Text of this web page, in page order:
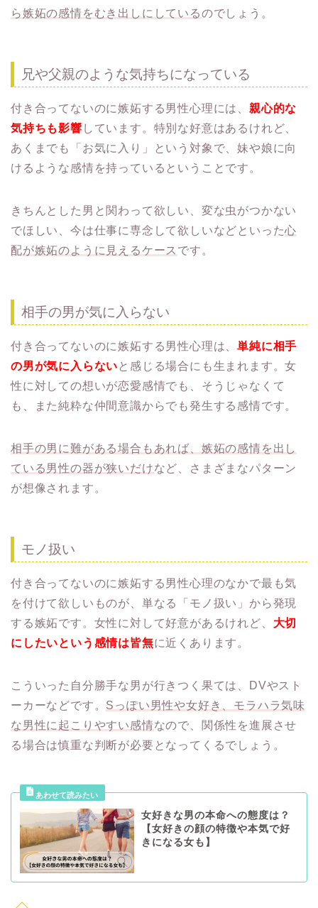
ら嫉妬の感情をむき出しにしているのでしょう。
兄や父親のような気持ちになっている
付き合ってないのに嫉妬する男性心理には、 親心的な
気持ちも影響 しています。特別な好意はあるけれど、
あくまでも「お気に入り」という対象で、妹や娘に向
けるような感情を持っているということです。
きちんとした男と関わって欲しい、変な虫がつかない
でほしい、今は仕事に専念して欲しいなどといった心
配が嫉妬のように見えるケース です。
相手の男が気に入らない
付き合ってないのに嫉妬する男性心理は、単純に相手
の男が気に入らない と感じる場合にも生まれます。女
性に対しての想いが恋愛感情でも、そうじゃなくて
も、また純粋な仲間意識からでも発生する感情です。
相手の男に難がある場合もあれば、嫉妬の感情を出し
ている男性の器が狭いだけなど、さまざまなパターン
が想像されます。
モノ扱い
付き合ってないのに嫉妬する男性心理のなかで最も気
を付けて欲しいものが、単なる「モノ扱い」から発現
する嫉妬です。女性に対して好意があるけれど、 大切
にしたいという感情は皆無に近くあります。
こういった自分勝手な男が行きつく果ては、DVやスト
ーカーなどです。 Sっぽい男性や女好き、モラハラ気味
な男性に起こりやすい感情なので、関係性を進展させ
る場合は慎重な判断が必要となってくるでしょう。
女好きな男の本命への態度は？
【女好きの顔の特徴や本気で好
きになる女も】